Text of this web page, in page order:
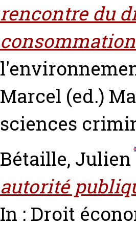
rencontre du
Marcel (ed.)
sciences
Bétaille, Julien
autorité
In : Droit